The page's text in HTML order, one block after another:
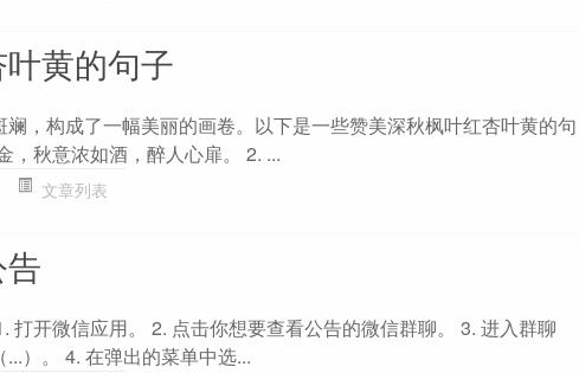
黄的句子
，构成了一幅美丽的画卷。以下是一些赞美深秋枫叶红杏叶黄的句
，秋意浓如酒，醉人心扉。 2. ...
文章列表
打开微信应用。 2. 点击你想要查看公告的微信群聊。 3. 进入群聊
）。 4. 在弹出的菜单中选...